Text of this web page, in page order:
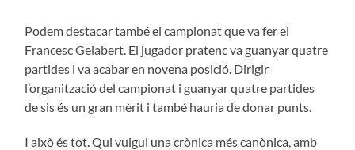
Podem destacar també el campionat que va fer el
Francesc Gelabert. El jugador pratenc va guanyar quatre
partides i va acabar en novena posició. Dirigir
l’organització del campionat i guanyar quatre partides
de sis és un gran mèrit i també hauria de donar punts.
I això és tot. Qui vulgui una crònica més canònica, amb